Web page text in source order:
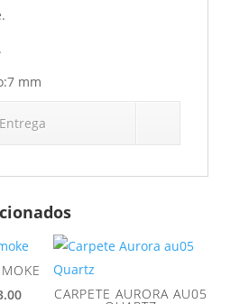
mm
Price
CARPETE AURORA AU05